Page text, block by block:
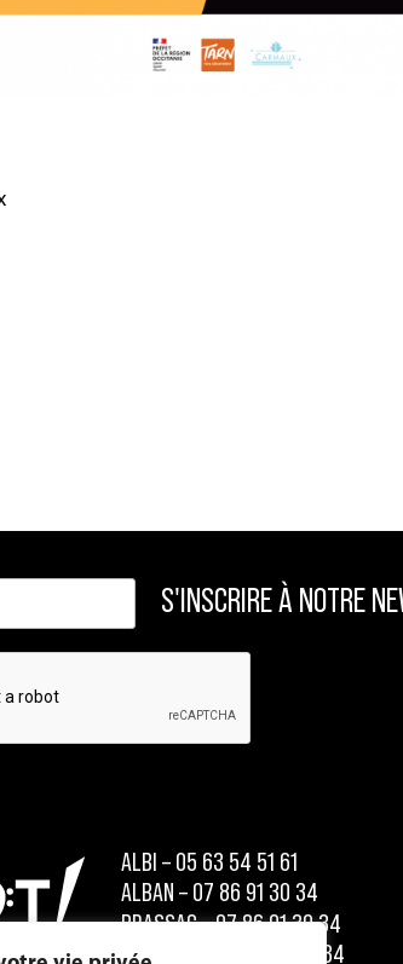
ALBI – 05 63 54 51 61
ALBAN – 07 86 91 30 34
BRASSAC – 07 86 91 30 34
CARMAUX – 07 86 91 30 34